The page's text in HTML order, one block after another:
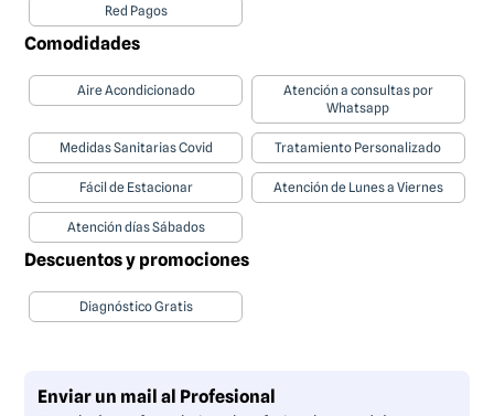
Red Pagos
Comodidades
Aire Acondicionado
Atención a consultas por
Whatsapp
Medidas Sanitarias Covid Tratamiento Personalizado
Fácil de Estacionar Atención de Lunes a Viernes
Atención días Sábados
Descuentos y promociones
Diagnóstico Gratis
Enviar un mail al Profesional